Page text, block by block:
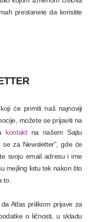
prestanete da koristite
će primiti naš najnoviji
možete se prijaviti na
kontaktna našem Sajtu
se za Newsletter”, gde će
svoju email adresu i ime
mejling listu tek nakon što
to.
Atlas prilikom prijave za
o ličnosti, u skladu